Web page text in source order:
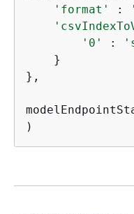
'format'
:
'0'
:
    }
},